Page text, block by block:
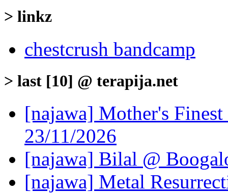
> linkz
chestcrush bandcamp
> last [10] @ terapija.net
[najawa] Mother's
23/11/2026
[najawa] Bilal @
[najawa] Metal